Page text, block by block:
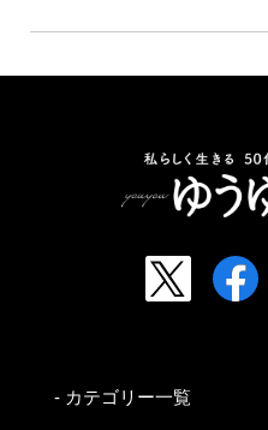
- カテゴリー一覧